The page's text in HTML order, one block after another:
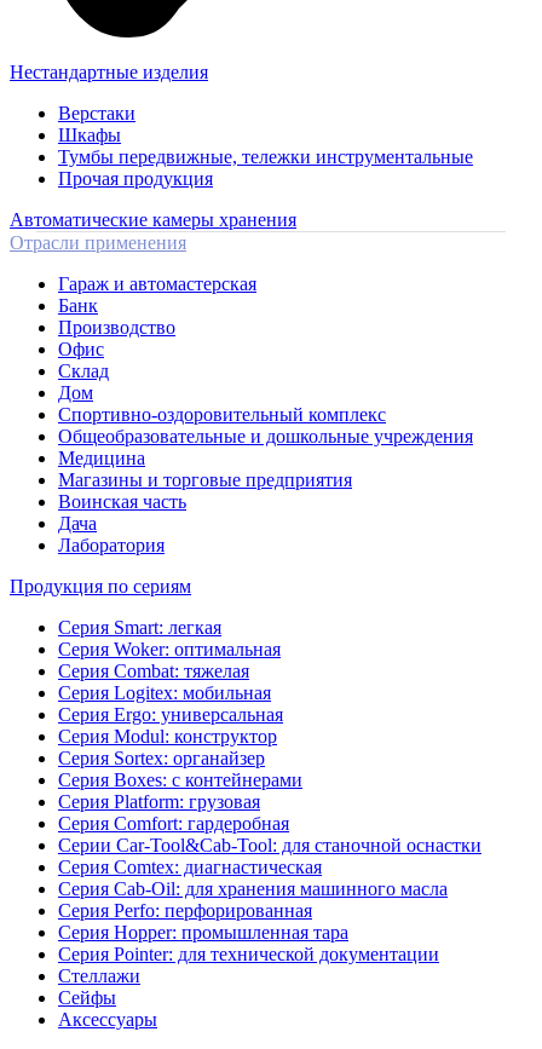
Нестандартные изделия
Верстаки
Шкафы
Тумбы передвижные, тележки инструментальные
Прочая продукция
Автоматические камеры хранения
Отрасли применения
Гараж и автомастерская
Банк
Производство
Офис
Склад
Дом
Спортивно-оздоровительный комплекс
Общеобразовательные и дошкольные учреждения
Медицина
Магазины и торговые предприятия
Воинская часть
Дача
Лаборатория
Продукция по сериям
Серия Smart: легкая
Серия Woker: оптимальная
Серия Combat: тяжелая
Серия Logitex: мобильная
Серия Ergo: универсальная
Серия Modul: конструктор
Серия Sortex: органайзер
Серия Boxes: с контейнерами
Серия Platform: грузовая
Серия Comfort: гардеробная
Серии Car-Tool&Cab-Tool: для станочной оснастки
Серия Comtex: диагнастическая
Серия Cab-Oil: для хранения машинного масла
Серия Perfo: перфорированная
Серия Hopper: промышленная тара
Серия Pointer: для технической документации
Стеллажи
Сейфы
Аксессуары